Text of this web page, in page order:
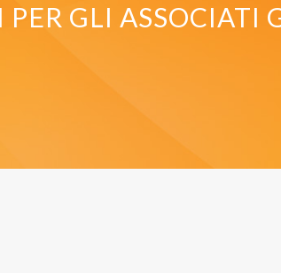
GLI ASSOCIATI